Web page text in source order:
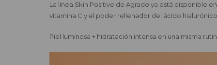
La línea Skin Positive de Agrado ya está disponible
vitamina C y el poder rellenador del ácido
Piel luminosa + hidratación intensa en una misma